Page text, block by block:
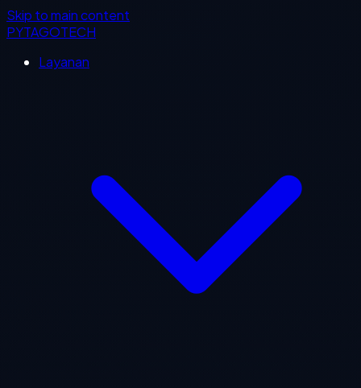
Skip to main content
PYTAGOTECH
Layanan